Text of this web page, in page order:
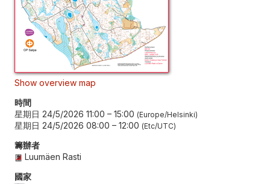
Show overview map
時間
星期日 24/5/2026 11:00 – 15:00 Europe/Helsinki
星期日 24/5/2026 08:00 – 12:00 Etc/UTC
籌辦者
Luumäen Rasti
國家